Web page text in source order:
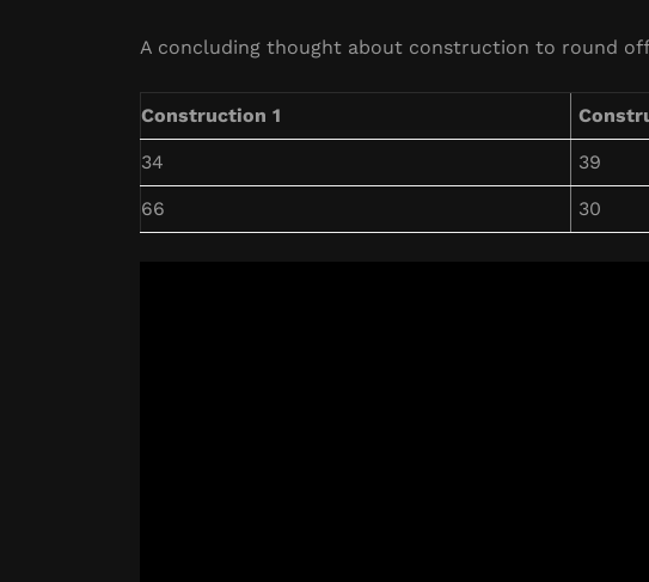
A concluding thought about construction to round
Construction 1
34 39
66 30